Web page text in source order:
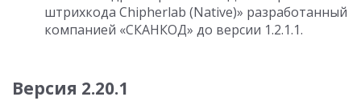
штрихкода Chipherlab (Native)» разработанный
компанией «СКАНКОД» до версии 1.2.1.1.
Версия 2.20.1